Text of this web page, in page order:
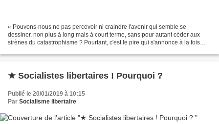
« Pouvons-nous ne pas percevoir ni craindre l'avenir qui semble se
dessiner, non plus à long mais à court terme, sans pour autant céder aux
sirènes du catastrophisme ? Pourtant, c'est le pire qui s'annonce à la fois
★ Socialistes libertaires ! Pourquoi ?
Publié le 20/01/2019 à 10:15
Par Socialisme libertaire